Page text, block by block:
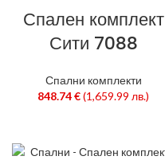
Спален комплект
Сити 7088
Спални комплекти
848.74€(1,659.99 лв.)